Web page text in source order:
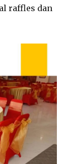
raffles dan